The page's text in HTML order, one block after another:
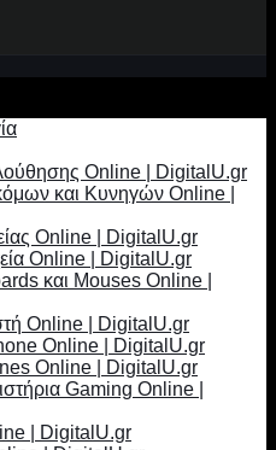
Online | DigitalU.gr
και Κυνηγών Online |
Online | DigitalU.gr
Online | DigitalU.gr
και Mouses Online |
Online | DigitalU.gr
Online | DigitalU.gr
Online | DigitalU.gr
Gaming Online |
| DigitalU.gr